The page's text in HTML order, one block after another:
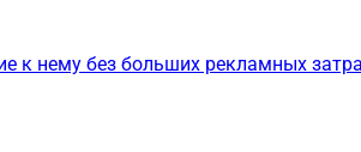
к нему без больших рекламных